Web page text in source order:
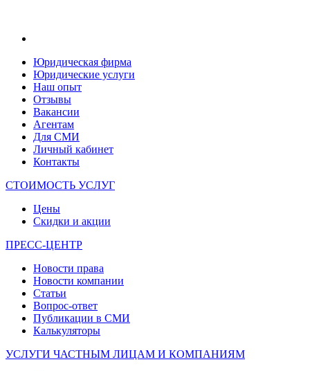
Юридическая фирма
Юридические услуги
Наш опыт
Отзывы
Вакансии
Агентам
Для СМИ
Личный кабинет
Контакты
СТОИМОСТЬ УСЛУГ
Цены
Скидки и акции
ПРЕСС-ЦЕНТР
Новости права
Новости компании
Статьи
Вопрос-ответ
Публикации в СМИ
Калькуляторы
УСЛУГИ ЧАСТНЫМ ЛИЦАМ И КОМПАНИЯМ